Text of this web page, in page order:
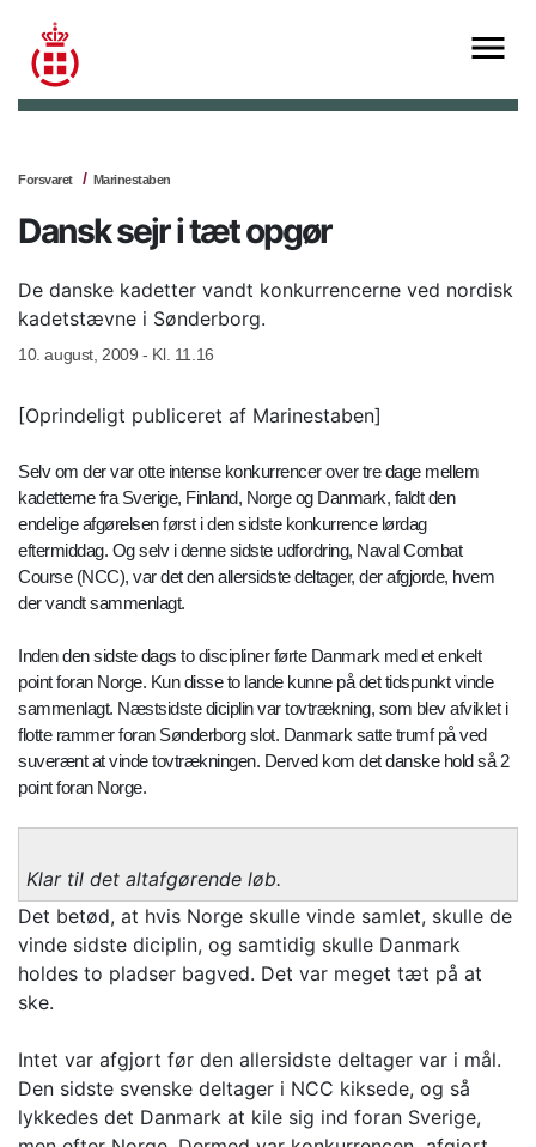
Forsvaret Marinestaben
Dansk sejr i tæt opgør
De danske kadetter vandt konkurrencerne ved nordisk
kadetstævne i Sønderborg.
10. august, 2009 - Kl. 11.16
[Oprindeligt publiceret af Marinestaben]
Selv om der var otte intense konkurrencer over tre dage mellem
kadetterne fra Sverige, Finland, Norge og Danmark, faldt den
endelige afgørelsen først i den sidste konkurrence lørdag
eftermiddag. Og selv i denne sidste udfordring, Naval Combat
Course (NCC), var det den allersidste deltager, der afgjorde, hvem
der vandt sammenlagt.
Inden den sidste dags to discipliner førte Danmark med et enkelt
point foran Norge. Kun disse to lande kunne på det tidspunkt vinde
sammenlagt. Næstsidste diciplin var tovtrækning, som blev afviklet i
flotte rammer foran Sønderborg slot. Danmark satte trumf på ved
suverænt at vinde tovtrækningen. Derved kom det danske hold så 2
point foran Norge.
Klar til det altafgørende løb.
Det betød, at hvis Norge skulle vinde samlet, skulle de
vinde sidste diciplin, og samtidig skulle Danmark
holdes to pladser bagved. Det var meget tæt på at
ske.
Intet var afgjort før den allersidste deltager var i mål.
Den sidste svenske deltager i NCC kiksede, og så
lykkedes det Danmark at kile sig ind foran Sverige,